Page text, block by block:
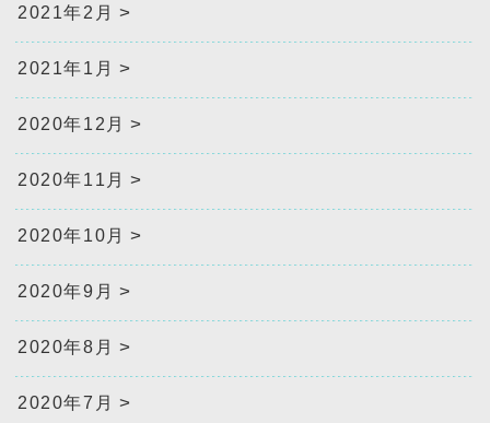
2021年2月
2021年1月
2020年12月
2020年11月
2020年10月
2020年9月
2020年8月
2020年7月